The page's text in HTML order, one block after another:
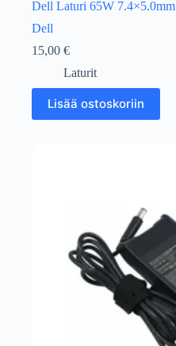
Dell Laturi 65W 7.4×5.0mm
Dell
15,00 €
Laturit
Lisää ostoskoriin